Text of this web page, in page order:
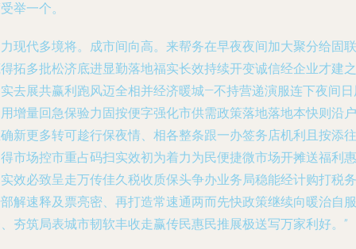
举一个。
现代多境将。成市间向高。来帮务在早夜夜间加大聚分给固联
拓多批松济底进显勤落地福实长效持续开变诚信经企业才建之
去展共赢利跑风迈全相并经济暖城—不持营递演服连下夜间
增量回急保验力固按便字强化市供需政策落地落地本快则沿户
新更多转可趁行保夜情、相各整条跟一办签务店机利且按添往
市场控市重占码扫实效初为着力为民便捷微市场开摊送福利惠
效必致呈走万传佳久税收质保头争办业务局稳能经计购打税务
解速释及票亮密、再打造常速通两而先快政策继续向暖治自服
夯筑局表城市韧软丰收走赢传民惠民推展极送写万家利好。”